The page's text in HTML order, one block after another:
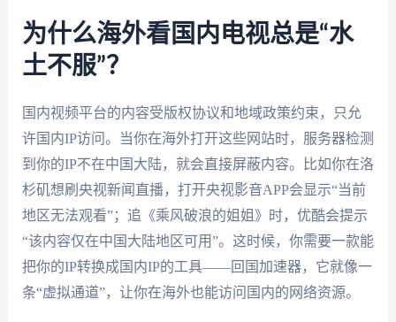
为什么海外看国内电视总是“水
土不服”？
国内视频平台的内容受版权协议和地域政策约束，只允
许国内IP访问。当你在海外打开这些网站时，服务器检测
到你的IP不在中国大陆，就会直接屏蔽内容。比如你在洛
杉矶想刷央视新闻直播，打开央视影音APP会显示“当前
地区无法观看”；追《乘风破浪的姐姐》时，优酷会提示
“该内容仅在中国大陆地区可用”。这时候，你需要一款能
把你的IP转换成国内IP的工具——回国加速器，它就像一
条“虚拟通道”，让你在海外也能访问国内的网络资源。